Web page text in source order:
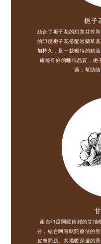
梔子
結合了梔子花的甜美芬芳
的印度梔子花搭配岩蘭草
加持久，是一款獨特的精
慮能有好的睡眠品質，梔
適；幫助
產自印度阿薩姆邦的甘地
分，結合阿育吠陀療法的
皮膚問題。其溫暖深邃的